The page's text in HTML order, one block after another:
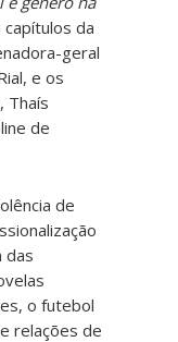
da
geral
e os
Thaís
de
de
das
o futebol
relações de